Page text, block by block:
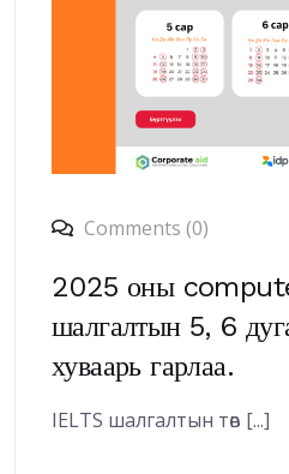
Comments (0)
2025 оны
шалгалтын 5, 6
хуваарь гарлаа.
IELTS шалгалтын төв [...]